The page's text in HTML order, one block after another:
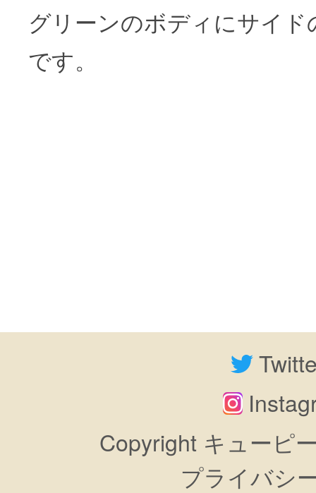
グリーンのボディにサイ
です。
Copyright キューピ
プライバシ